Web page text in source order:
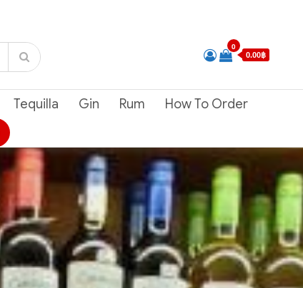
0
0.00฿
Tequilla Gin Rum
How To Order